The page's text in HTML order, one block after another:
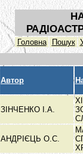
Головна Пошук
Автор
ЗІНЧЕНКО І.А.
АНДРІЄЦЬ О.С.